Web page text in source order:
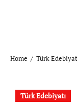
Home Türk
Türk Edebiyatı